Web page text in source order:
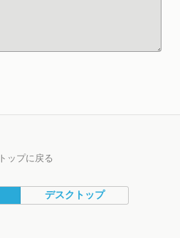
トップに戻る
デスクトップ